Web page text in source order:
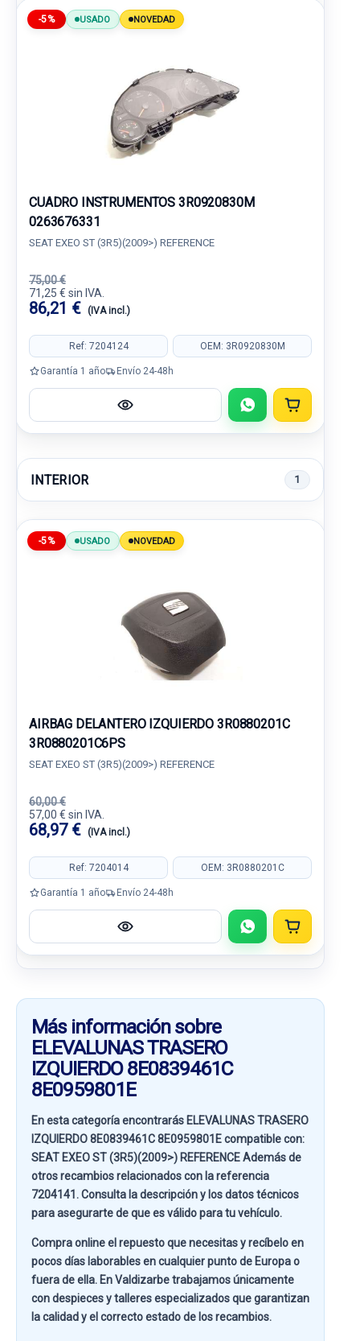
-5% USADO NOVEDAD
CUADRO INSTRUMENTOS 3R0920830M
0263676331
SEAT EXEO ST (3R5)(2009>) REFERENCE
75,00 €
71,25 € sin IVA.
86,21 € (IVA incl.)
Ref: 7204124 OEM: 3R0920830M
Garantía 1 año Envío 24-48h
INTERIOR 1
-5% USADO NOVEDAD
AIRBAG DELANTERO IZQUIERDO 3R0880201C
3R0880201C6PS
SEAT EXEO ST (3R5)(2009>) REFERENCE
60,00 €
57,00 € sin IVA.
68,97 € (IVA incl.)
Ref: 7204014 OEM: 3R0880201C
Garantía 1 año Envío 24-48h
Más información sobre
ELEVALUNAS TRASERO
IZQUIERDO 8E0839461C
8E0959801E
En esta categoría encontrarás ELEVALUNAS TRASERO
IZQUIERDO 8E0839461C 8E0959801E compatible con:
SEAT EXEO ST (3R5)(2009>) REFERENCEAdemás de
otros recambios relacionados con la referencia
7204141 . Consulta la descripción y los datos técnicos
para asegurarte de que es válido para tu vehículo.
Compra online el repuesto que necesitas y recíbelo en
pocos días laborables en cualquier punto de Europa o
fuera de ella. EnValdizarbetrabajamos únicamente
con despieces y talleres especializados que garantizan
la calidad y el correcto estado de los recambios.